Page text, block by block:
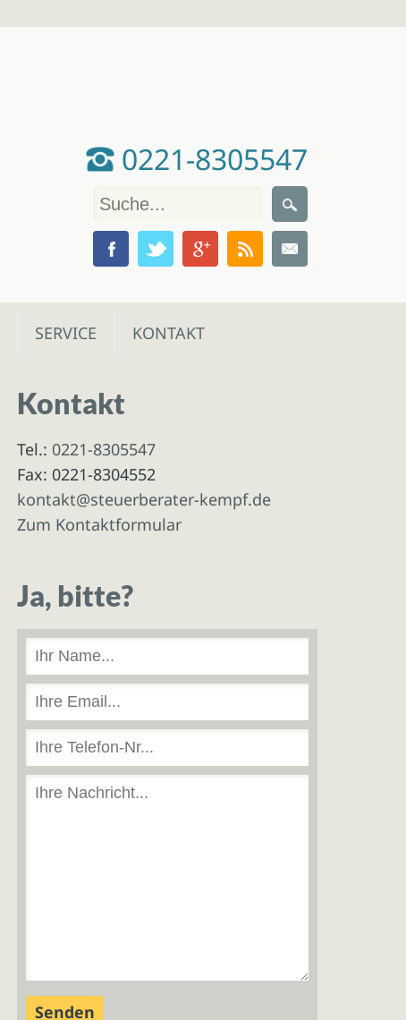
0221-8305547
SERVICE KONTAKT
Kontakt
Tel.: 0221-8305547
Fax: 0221-8304552
kontakt@steuerberater-kempf.de
Zum Kontaktformular
Ja, bitte?